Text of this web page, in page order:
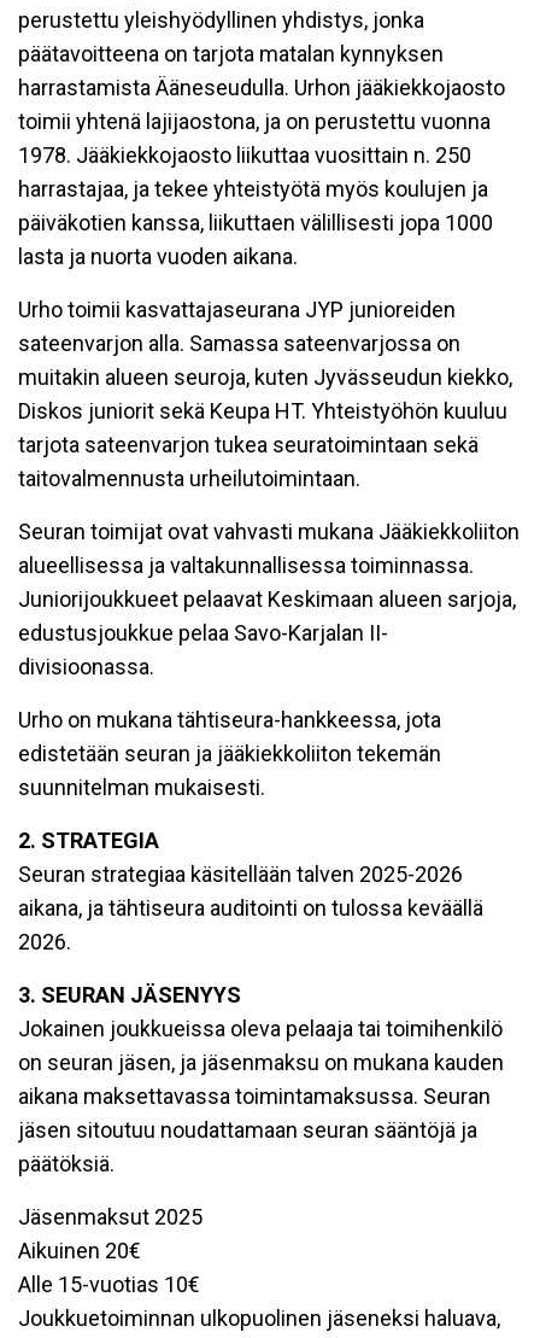
perustettu yleishyödyllinen yhdistys, jonka
päätavoitteena on tarjota matalan kynnyksen
harrastamista Ääneseudulla. Urhon jääkiekkojaosto
toimii yhtenä lajijaostona, ja on perustettu vuonna
1978. Jääkiekkojaosto liikuttaa vuosittain n. 250
harrastajaa, ja tekee yhteistyötä myös koulujen ja
päiväkotien kanssa, liikuttaen välillisesti jopa 1000
lasta ja nuorta vuoden aikana.
Urho toimii kasvattajaseurana JYP junioreiden
sateenvarjon alla. Samassa sateenvarjossa on
muitakin alueen seuroja, kuten Jyvässeudun kiekko,
Diskos juniorit sekä Keupa HT. Yhteistyöhön kuuluu
tarjota sateenvarjon tukea seuratoimintaan sekä
taitovalmennusta urheilutoimintaan.
Seuran toimijat ovat vahvasti mukana Jääkiekkoliiton
alueellisessa ja valtakunnallisessa toiminnassa.
Juniorijoukkueet pelaavat Keskimaan alueen sarjoja,
edustusjoukkue pelaa Savo-Karjalan II-
divisioonassa.
Urho on mukana tähtiseura-hankkeessa, jota
edistetään seuran ja jääkiekkoliiton tekemän
suunnitelman mukaisesti.
2. STRATEGIA
Seuran strategiaa käsitellään talven 2025-2026
aikana, ja tähtiseura auditointi on tulossa keväällä
2026.
3. SEURAN JÄSENYYS
Jokainen joukkueissa oleva pelaaja tai toimihenkilö
on seuran jäsen, ja jäsenmaksu on mukana kauden
aikana maksettavassa toimintamaksussa. Seuran
jäsen sitoutuu noudattamaan seuran sääntöjä ja
päätöksiä.
Jäsenmaksut 2025
Aikuinen 20€
Alle 15-vuotias 10€
Joukkuetoiminnan ulkopuolinen jäseneksi haluava,